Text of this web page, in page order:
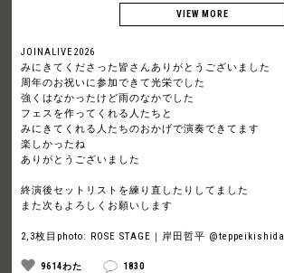
JOINALIVE2026
みにきてくださった皆さんありがとうございました
周年のお祝いに参加できて光栄でした
強くはなかったけど雨のなかでした
フェスを作ってくれる人たちと
みにきてくれる人たちのおかげで演奏できてます
楽しかったね
ありがとうございました
終演後セットリストを練り直したりしてました
また次もよろしくお願いします
2,3枚目photo: ROSE STAGE｜岸田哲平 @teppeikishida
9614わた 1830